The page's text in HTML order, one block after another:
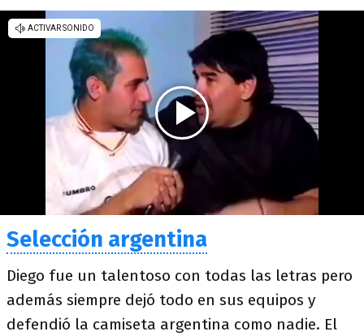
Selección argentina
Diego fue un talentoso con todas las letras pero
además siempre dejó todo en sus equipos y
defendió la camiseta argentina como nadie. El